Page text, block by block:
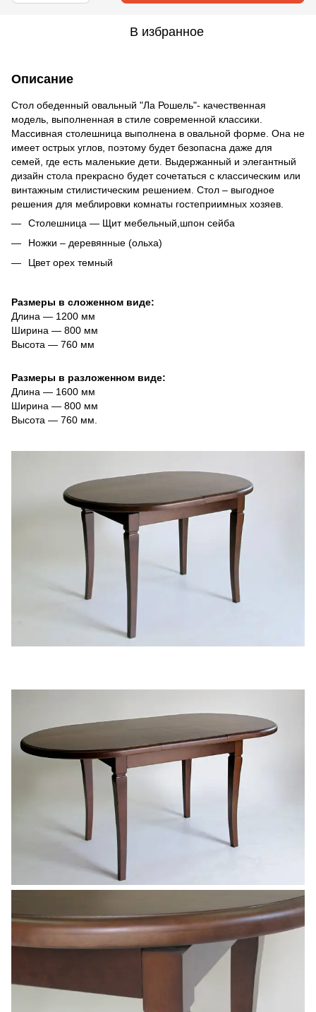
В избранное
Описание
Стол обеденный овальный "Ла Рошель"- качественная
модель, выполненная в стиле современной классики.
Массивная столешница выполнена в овальной форме. Она не
имеет острых углов, поэтому будет безопасна даже для
семей, где есть маленькие дети. Выдержанный и элегантный
дизайн стола прекрасно будет сочетаться с классическим или
винтажным стилистическим решением. Стол – выгодное
решения для меблировки комнаты гостеприимных хозяев.
Столешница — Щит мебельный,шпон сейба
Ножки – деревянные (ольха)
Цвет орех темный
Размеры в сложенном виде:
Длина ― 1200 мм
Ширина ― 800 мм
Высота ― 760 мм
Размеры в разложенном виде:
Длина ― 1600 мм
Ширина ― 800 мм
Высота ― 760 мм.